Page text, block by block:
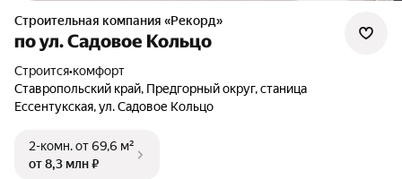
Строительная компания «Рекорд»
по ул. Садовое Кольцо
Строится•комфорт
Ставропольский край, Предгорный округ, станица
Ессентукская, ул. Садовое Кольцо
2-комн.от 69,6 м²
от 8,3 млн ₽